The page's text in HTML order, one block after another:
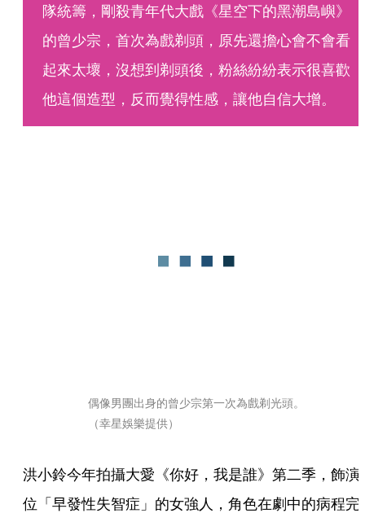
隊統籌，剛殺青年代大戲《星空下的黑潮島嶼》
的曾少宗，首次為戲剃頭，原先還擔心會不會看
起來太壞，沒想到剃頭後，粉絲紛紛表示很喜歡
他這個造型，反而覺得性感，讓他自信大增。
偶像男團出身的曾少宗第一次為戲剃光頭。
（幸星娛樂提供）
洪小鈴今年拍攝大愛《你好，我是誰》第二季，飾演
位「早發性失智症」的女強人，角色在劇中的病程完